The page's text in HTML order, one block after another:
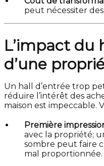
peut nécessiter
L’impact du
d’une
Un hall d’entrée trop
réduire l’intérêt des
maison est impeccable.
Première
avec la propriété;
sombre peut faire
mal proportionnée.